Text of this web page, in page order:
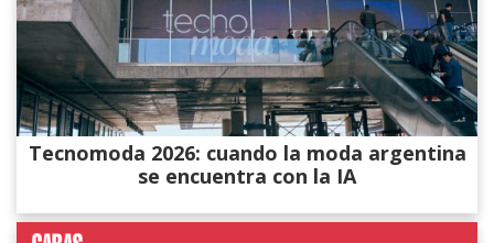
Tecnomoda 2026: cuando la moda argentina
se encuentra con la IA